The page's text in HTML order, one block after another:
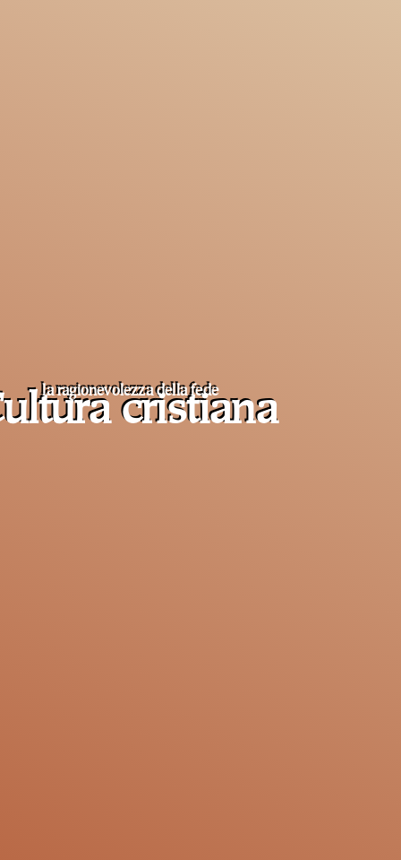
cristiana
la ragionevolezza della fede